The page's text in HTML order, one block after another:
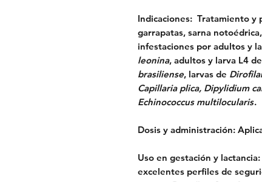
Indicaciones​: Tratamiento y
garrapatas, sarna
infestaciones por adultos y
leonina, adultos y larva L4 de
brasiliense, larvas de
Capillaria plica, Dipylidium
Echinococcus multilocularis.
Dosis y administración​:
Uso en gestación y lactancia:
excelentes perfiles de